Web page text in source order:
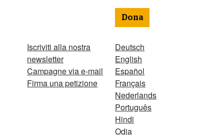
Iscriviti alla nostra
newsletter
Campagne via e-mail
Firma una petizione
Dona
Deutsch
English
Español
Français
Nederlands
Português
Hindi
Odia